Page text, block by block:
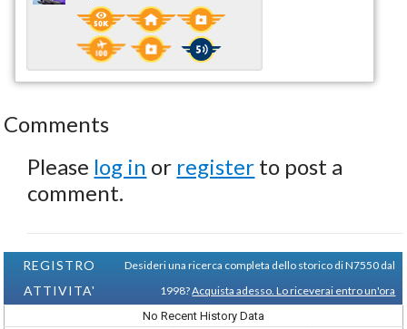
Comments
Please log in or register to post a
comment.
REGISTRO
ATTIVITA'
Desideri una ricerca completa dello storico di N7550 dal
1998?Acquista adesso. Lo riceverai entro un'ora
No Recent History Data